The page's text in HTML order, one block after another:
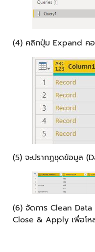
(4) คลิกปุ่ม Expand ค
(5) จะปรากฏชุดข้อมูล
(6) จัดการ Clean
Close & Apply เพื่อโห